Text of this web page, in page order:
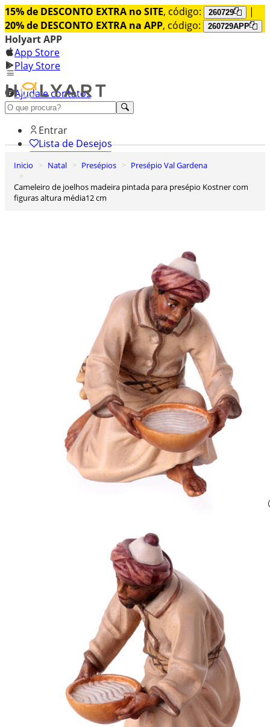
15% de DESCONTO EXTRA no SITE, código: 260729
|
20% de DESCONTO EXTRA na APP, código: 260729APP
Holyart APP
App Store
Play Store
Ajuda e contatos
Conheça premium
Entrar
Lista de Desejos
Inicio Natal Presépios
Presépio Val Gardena
Cameleiro de joelhos madeira pintada para presépio Kostner com
figuras altura média12 cm